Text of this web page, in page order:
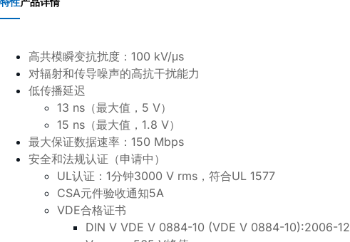
高共模瞬变抗扰度： 100 kV/μs
对辐射和传导噪声的高抗干扰能力
低传播延迟
13 ns （最大值， 5 V）
15 ns （最大值， 1.8 V）
最大保证数据速率： 150 Mbps
安全和法规认证（申请中）
UL认证： 1分钟3000 V rms ，符合UL 1577
CSA元件验收通知5A
VDE合格证书
DIN V VDE V 0884-10 (VDE V 0884-10):2006-12